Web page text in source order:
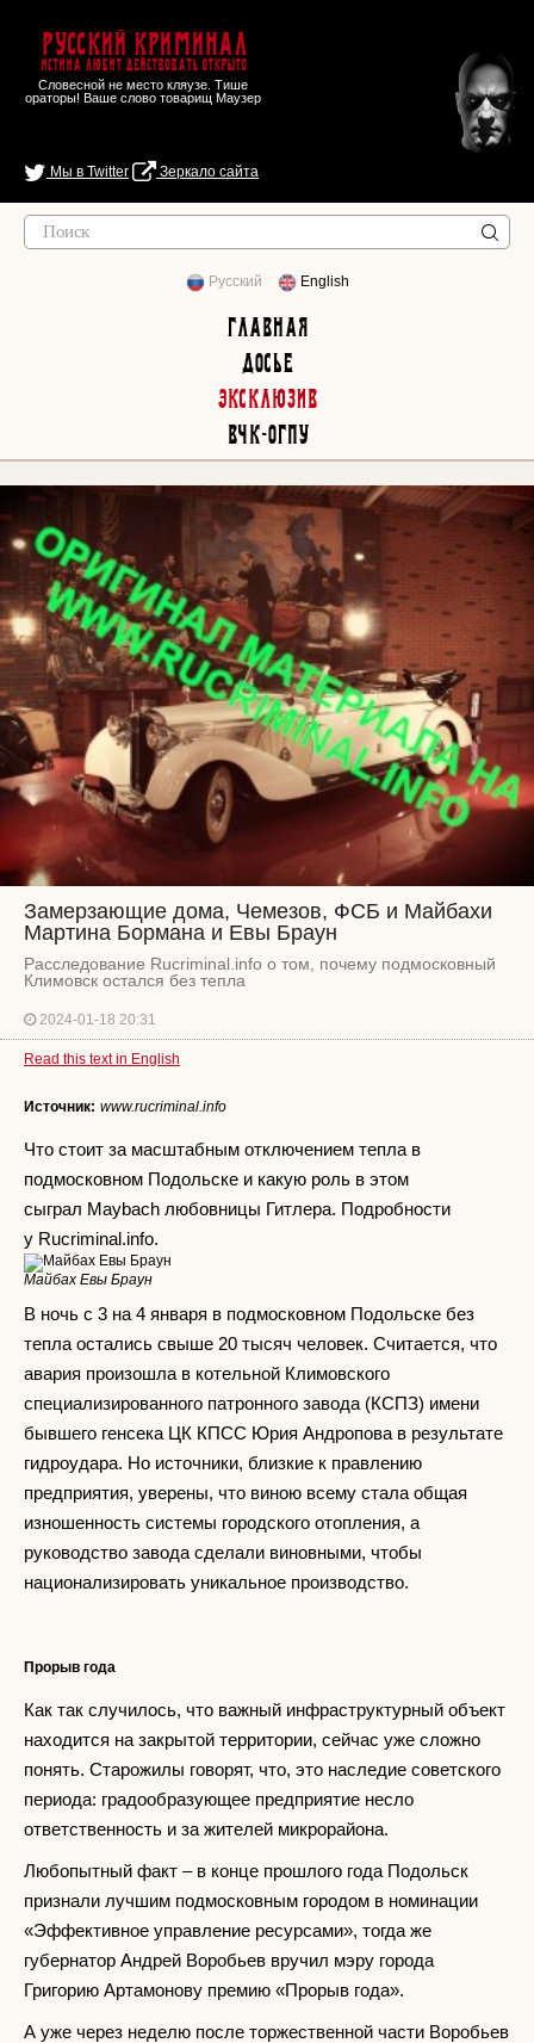
Русский Криминал
Истина любит действовать открыто
Словесной не место кляузе. Тише
ораторы! Ваше слово товарищ Маузер
Мы в Twitter Зеркало сайта
Русский English
Главная
Досье
Эксклюзив
ВЧК-ОГПУ
Замерзающие дома, Чемезов, ФСБ и Майбахи
Мартина Бормана и Евы Браун
Расследование Rucriminal.info о том, почему подмосковный
Климовск остался без тепла
2024-01-18 20:31
Read this text in English
Источник: www.rucriminal.info
Что стоит за масштабным отключением тепла в
подмосковном Подольске и какую роль в этом
сыграл Maybach любовницы Гитлера. Подробности
у Rucriminal.info.
Майбах Евы Браун
В ночь с 3 на 4 января в подмосковном Подольске без
тепла остались свыше 20 тысяч человек. Считается, что
авария произошла в котельной Климовского
специализированного патронного завода (КСПЗ) имени
бывшего генсека ЦК КПСС Юрия Андропова в результате
гидроудара. Но источники, близкие к правлению
предприятия, уверены, что виною всему стала общая
изношенность системы городского отопления, а
руководство завода сделали виновными, чтобы
национализировать уникальное производство.
Прорыв года
Как так случилось, что важный инфраструктурный объект
находится на закрытой территории, сейчас уже сложно
понять. Старожилы говорят, что, это наследие советского
периода: градообразующее предприятие несло
ответственность и за жителей микрорайона.
Любопытный факт – в конце прошлого года Подольск
признали лучшим подмосковным городом в номинации
«Эффективное управление ресурсами», тогда же
губернатор Андрей Воробьев вручил мэру города
Григорию Артамонову премию «Прорыв года».
А уже через неделю после торжественной части Воробьев